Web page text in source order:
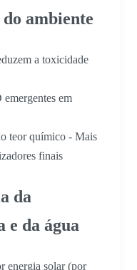
ambiente
a toxicidade
em
teor químico - Mais
finais
da
e da água
energia solar (por